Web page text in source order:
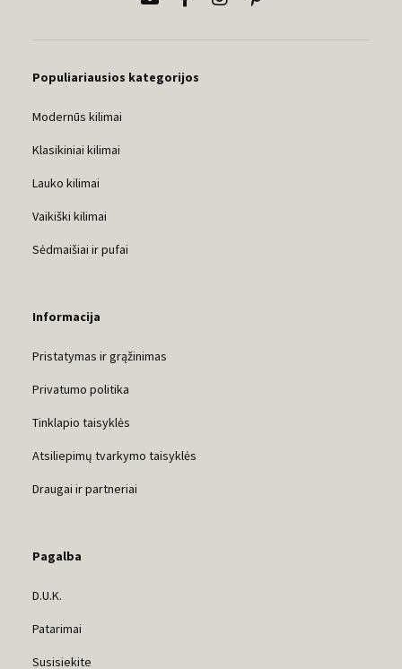
Populiariausios kategorijos
Modernūs kilimai
Klasikiniai kilimai
Lauko kilimai
Vaikiški kilimai
Sėdmaišiai ir pufai
Informacija
Pristatymas ir grąžinimas
Privatumo politika
Tinklapio taisyklės
Atsiliepimų tvarkymo taisyklės
Draugai ir partneriai
Pagalba
D.U.K.
Patarimai
Susisiekite